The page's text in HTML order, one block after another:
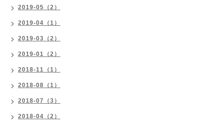
2019-05（2）
2019-04（1）
2019-03（2）
2019-01（2）
2018-11（1）
2018-08（1）
2018-07（3）
2018-04（2）